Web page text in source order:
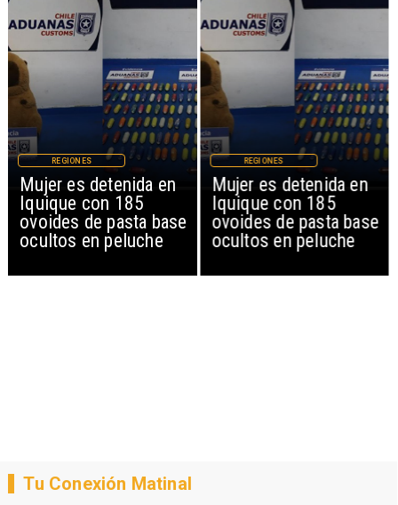
Mujer es detenida en
Iquique con 185
ovoides de pasta base
ocultos en peluche
REGIONES
Mujer es detenida en
Iquique con 185
ovoides de pasta base
ocultos en peluche
REGIONES
Tu Conexión Matinal